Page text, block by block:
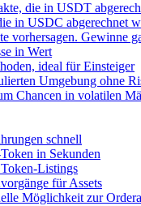
die in USDT
in USDC abgerechnet
vorhersagen. Gewinne
in Wert
ideal für Einsteiger
Umgebung ohne
Chancen in volatilen
schnell
in Sekunden
Listings
für Assets
Möglichkeit zur